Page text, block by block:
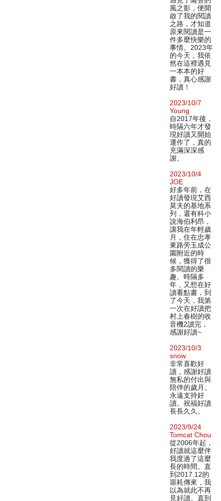
風之影，便開
啟了我的閱讀
之路，才知道
原來閱讀是一
件多麼快樂的
事情。2023年
的今天，我依
然在這裡遇見
一本本的好
書，真心感謝
好讀！
2023/10/7
Young
自2017年後，
時隔六年才發
現好讀又開始
運作了，真的
充滿深深感
謝。
2023/10/4
JOE
好多年前，在
好讀發現艾西
莫夫的基地系
列，還有科小
說海伯利昂，
讓我在年輕歲
月，住在忠孝
東路旁玉成公
園附近的時
候，獲得了很
多閱讀的樂
趣。時隔多
年，又想在好
讀看點書，到
了今天，我第
一次在好讀把
村上春樹的收
音機2讀完，
感謝好讀~
2023/10/3
snow
非常喜歡好
讀，感謝好讀
無私的付出與
陪伴的歲月。
永遠支持好
讀。祝福好讀
長長久久。
2023/9/24
Tomcat Chou
從2006年起，
好讀就這麼伴
我度過了這麼
長的時間。直
到2017.12的
噩耗傳來，我
以為就此不再
見好讀。直到